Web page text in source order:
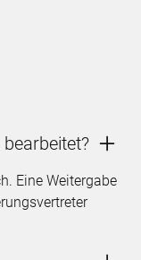
Eine Weitergabe